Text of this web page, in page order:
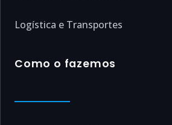
Logística e Transportes
Como o fazemos